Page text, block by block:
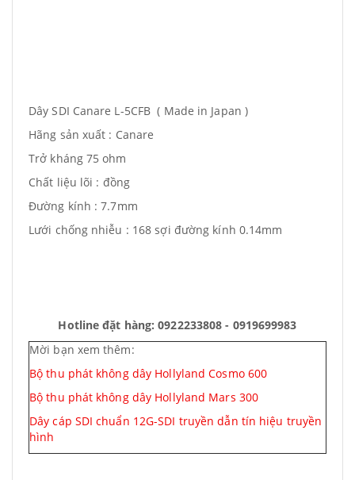
Dây SDI Canare L-5CFB ( Made in Japan )
Hãng sản xuất : Canare
Trở kháng 75 ohm
Chất liệu lõi : đồng
Đường kính : 7.7mm
Lưới chống nhiễu : 168 sợi đường kính 0.14mm
Hotline đặt hàng: 0922233808 - 0919699983
Mời bạn xem thêm:
Bộ thu phát không dây Hollyland Cosmo 600
Bộ thu phát không dây Hollyland Mars 300
Dây cáp SDI chuẩn 12G-SDI truyền dẫn tín hiệu truyền
hình